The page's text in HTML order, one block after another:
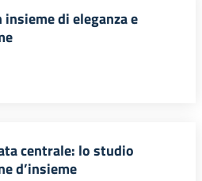
di eleganza e
centrale: lo studio
d’insieme